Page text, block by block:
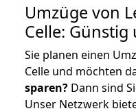
Umzüge von
Celle: Günstig
Sie planen einen
Celle und möchten
sparen? Dann sind
Unser Netzwerk